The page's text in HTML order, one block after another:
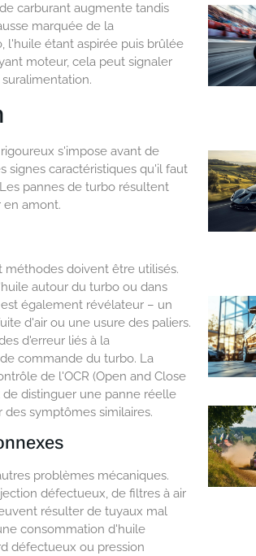
carburant augmente tandis
marquée de la
l'huile étant aspirée puis brûlée
moteur, cela peut signaler
s'impose avant de
signes caractéristiques qu'il faut
pannes de turbo résultent
amont.
doivent être utilisés.
autour du turbo ou dans
également révélateur – un
d'air ou une usure des paliers.
d'erreur liés à la
commande du turbo. La
de l'OCR (Open and Close
distinguer une panne réelle
symptômes similaires.
problèmes mécaniques.
défectueux, de filtres à air
résulter de tuyaux mal
consommation d'huile
défectueux ou pression